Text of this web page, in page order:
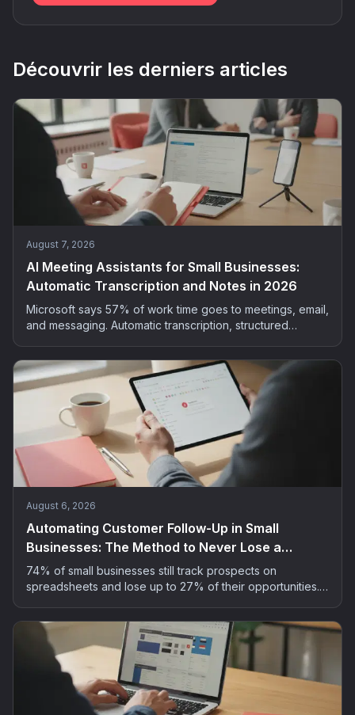
Découvrir les derniers articles
August 7, 2026
AI Meeting Assistants for Small Businesses:
Automatic Transcription and Notes in 2026
Microsoft says 57% of work time goes to meetings, email,
and messaging. Automatic transcription, structured
bring AI into your small business meetings, GDPR-safe.
August 6, 2026
Automating Customer Follow-Up in Small
Businesses: The Method to Never Lose a
Prospect
74% of small businesses still track prospects on
spreadsheets and lose up to 27% of their opportunities.
without spending your evenings on it.